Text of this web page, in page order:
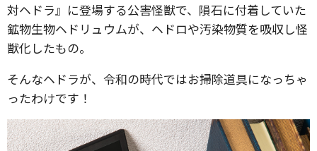
対ヘドラ』に登場する公害怪獣で、隕石に付着していた
鉱物生物ヘドリュウムが、ヘドロや汚染物質を吸収し怪
獣化したもの。
そんなヘドラが、令和の時代ではお掃除道具になっちゃ
ったわけです！